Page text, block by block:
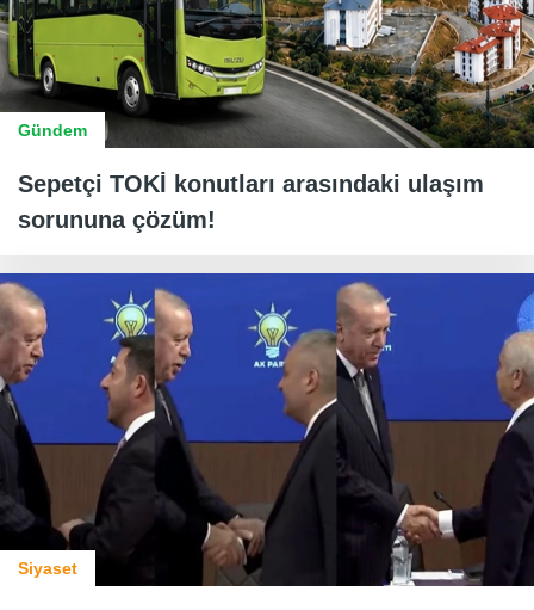
Gündem
Sepetçi TOKİ konutları arasındaki ulaşım
sorununa çözüm!
Siyaset